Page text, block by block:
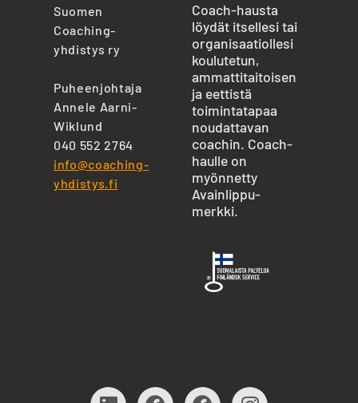
Suomen
Coaching-
yhdistys ry
Puheenjohtaja
Annele Aarni-
Wiklund
040 552 2764
info@coaching-
yhdistys.fi
Coach-hausta
löydät itsellesi tai
organisaatiollesi
koulutetun,
ammattitaitoisen
ja eettistä
toimintatapaa
noudattavan
coachin. Coach-
haulle on
myönnetty
Avainlippu-
merkki.